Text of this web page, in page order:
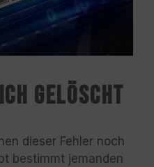
gelöscht
dieser Fehler noch
bestimmt jemanden